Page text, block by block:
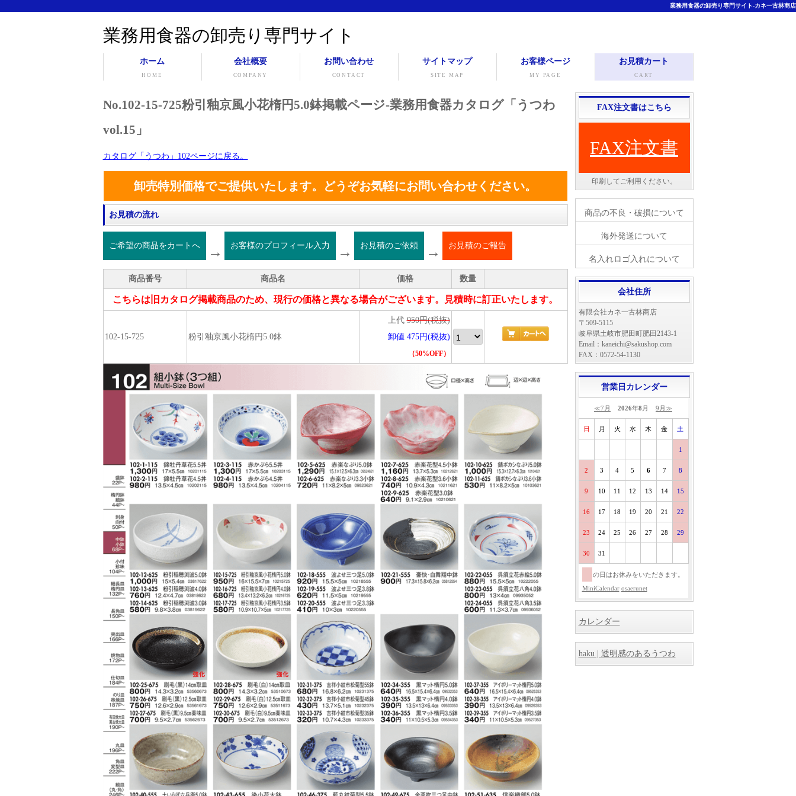
業務用食器の卸売り専門サイト-カネ一古林商店
業務用食器の卸売り専門サイト
ホーム
HOME
会社概要
COMPANY
お問い合わせ
CONTACT
サイトマップ
SITE MAP
お客様ページ
MY PAGE
お見積カート
CART
No.102-15-725粉引釉京風小花楕円5.0鉢掲載ページ-業務用食器カタログ「うつわ
vol.15」
カタログ「うつわ」102ページに戻る。
卸売特別価格でご提供いたします。どうぞお気軽にお問い合わせください。
お見積の流れ
ご希望の商品をカートへ → お客様のプロフィール入力 → お見積のご依頼 → お見積のご報告
商品番号 商品名 価格 数量
こちらは旧カタログ掲載商品のため、現行の価格と異なる場合がございます。見積時に訂正いたします。
102-15-725 粉引釉京風小花楕円5.0鉢
上代950円(税抜)
卸値 475円(税抜)
（50%OFF）
FAX注文書はこちら
FAX注文書
印刷してご利用ください。
商品の不良・破損について
海外発送について
名入れロゴ入れについて
会社住所
有限会社カネ一古林商店
〒509-5115
岐阜県土岐市肥田町肥田2143-1
Email：kaneichi@sakushop.com
FAX：0572-54-1130
営業日カレンダー
≪7月 2026年8 月 9月≫
日 月 火 水 木 金 土
1
2 3 4 5 6 7 8
9 10 11 12 13 14 15
16 17 18 19 20 21 22
23 24 25 26 27 28 29
30 31
の日はお休みをいただきます。
MiniCalendar osaerunet
カレンダー
haku | 透明感のあるうつわ